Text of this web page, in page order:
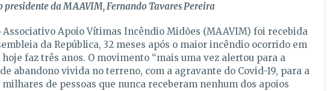
presidente da MAAVIM, Fernando Tavares Pereira
Associativo Apoio Vítimas Incêndio Midões (MAAVIM) foi recebida
da República, 32 meses após o maior incêndio ocorrido em
faz três anos. O movimento “mais uma vez alertou para a
abandono vivida no terreno, com a agravante do Covid-19, para a
de pessoas que nunca receberam nenhum dos apoios